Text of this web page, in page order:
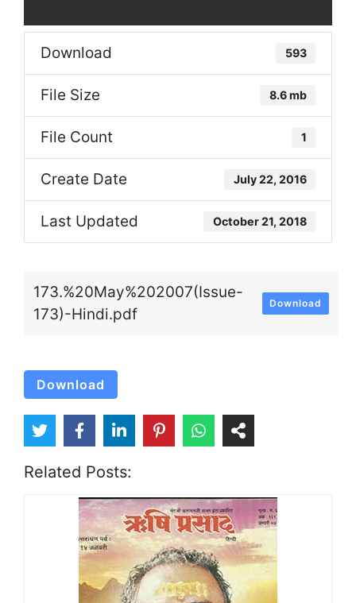
Download 593
File Size 8.6 mb
File Count 1
Create Date July 22, 2016
Last Updated October 21, 2018
173.%20May%202007(Issue-
173)-Hindi.pdf
Download
Download
Related Posts: